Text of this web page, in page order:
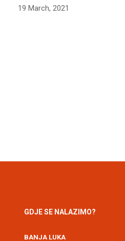
19 March, 2021
GDJE SE NALAZIMO?
BANJA LUKA